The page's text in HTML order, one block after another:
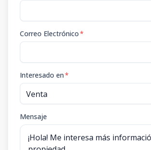
Correo Electrónico*
Interesado en*
Mensaje